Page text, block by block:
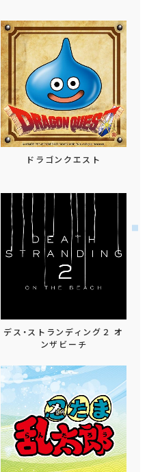
ドラゴンクエスト
デス・ストランディング２ オ
ンザビーチ